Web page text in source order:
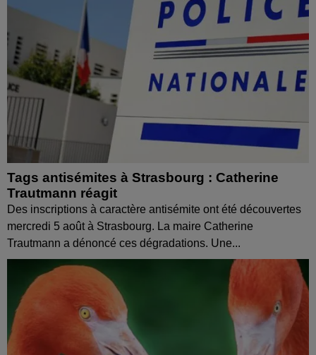
Tags antisémites à Strasbourg : Catherine
Trautmann réagit
Des inscriptions à caractère antisémite ont été découvertes
mercredi 5 août à Strasbourg. La maire Catherine
Trautmann a dénoncé ces dégradations. Une...